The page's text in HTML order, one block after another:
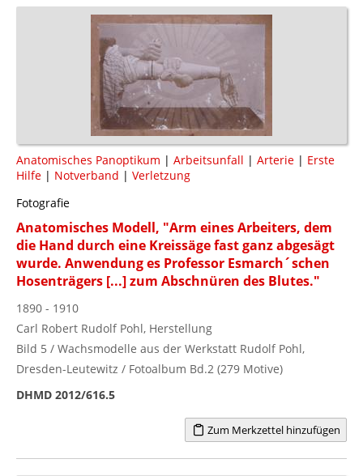
Anatomisches Panoptikum | Arbeitsunfall | Arterie | Erste
Hilfe | Notverband | Verletzung
Fotografie
Anatomisches Modell, "Arm eines Arbeiters, dem
die Hand durch eine Kreissäge fast ganz abgesägt
wurde. Anwendung es Professor Esmarch´schen
Hosenträgers [...] zum Abschnüren des Blutes."
1890 - 1910
Carl Robert Rudolf Pohl, Herstellung
Bild 5 / Wachsmodelle aus der Werkstatt Rudolf Pohl,
Dresden-Leutewitz / Fotoalbum Bd.2 (279 Motive)
DHMD 2012/616.5
Zum Merkzettel hinzufügen